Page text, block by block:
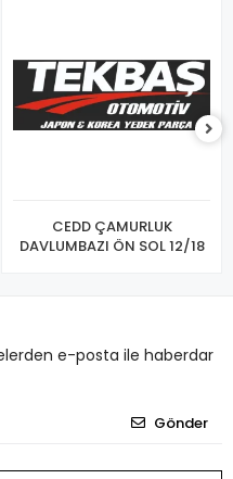
CEDD ÇAMURLUK
DAVLUMBAZI ÖN SOL 12/18
e-posta ile haberdar
Gönder